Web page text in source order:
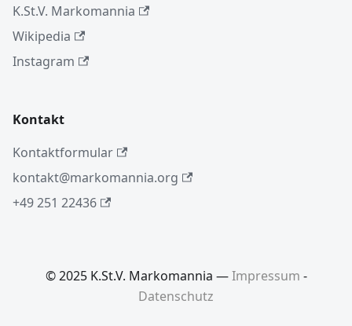
K.St.V. Markomannia
Wikipedia
Instagram
Kontakt
Kontaktformular
kontakt@markomannia.org
+49 251 22436
© 2025 K.St.V. Markomannia —Impressum -
Datenschutz